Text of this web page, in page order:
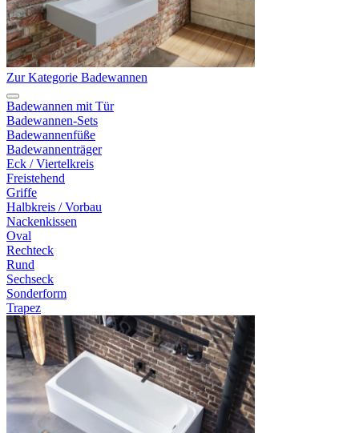
Zur Kategorie Badewannen
Badewannen mit Tür
Badewannen-Sets
Badewannenfüße
Badewannenträger
Eck / Viertelkreis
Freistehend
Griffe
Halbkreis / Vorbau
Nackenkissen
Oval
Rechteck
Rund
Sechseck
Sonderform
Trapez